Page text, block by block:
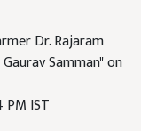
Dr. Rajaram
Samman" on
IST